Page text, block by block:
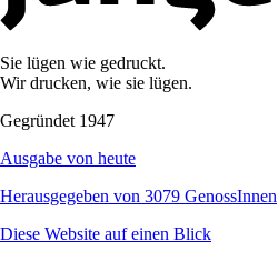
Sie lügen wie gedruckt.
Wir drucken, wie sie lügen.
Gegründet 1947
Ausgabe von heute
Herausgegeben von 3079 GenossInnen
Diese Website auf einen Blick